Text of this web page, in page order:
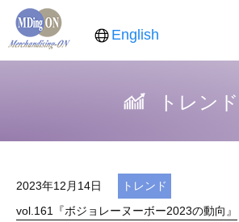
English
トレンド
2023年12月14日
トレンド
vol.161『ボジョレーヌーボー2023の動向』